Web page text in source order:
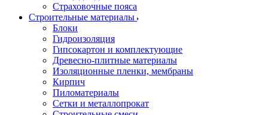
Страховочные пояса
Строительные материалы
Блоки
Гидроизоляция
Гипсокартон и комплектующие
Древесно-плитные материалы
Изоляционные пленки, мембраны
Кирпич
Пиломатериалы
Сетки и металлопрокат